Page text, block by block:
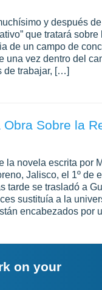
y después
que tratará
de un campo de
una vez dentro del
de trabajar, […]
Sobre la
la novela escrita por
Jalisco, el 1º de
tarde se trasladó a
sustituía a la
encabezados por
on your